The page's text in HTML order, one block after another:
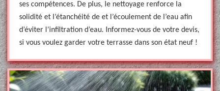
ses compétences. De plus, le nettoyage renforce la
solidité et l’étanchéité de et l’écoulement de l’eau afin
d’éviter l’infiltration d’eau. Informez-vous de votre devis,
si vous voulez garder votre terrasse dans son état neuf !